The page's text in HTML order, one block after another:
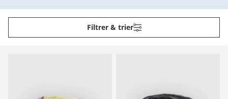
Filtrer & trier